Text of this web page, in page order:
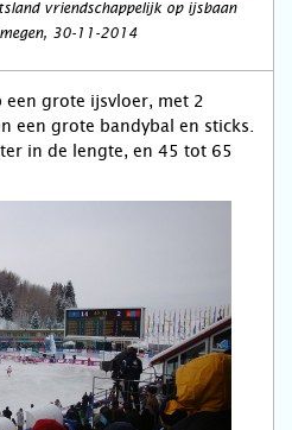
vriendschappelijk op ijsbaan
30-11-2014
een grote ijsvloer, met 2
een grote bandybal en sticks.
in de lengte, en 45 tot 65